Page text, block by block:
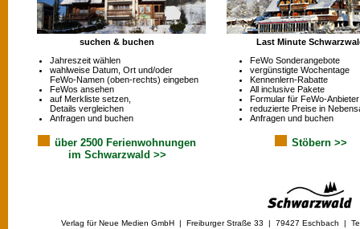
suchen & buchen
Jahreszeit wählen
wahlweise Datum, Ort und/oder
FeWo-Namen (oben-rechts) eingeben
FeWos ansehen
auf Merkliste setzen,
Details vergleichen
Anfragen und buchen
über 2500 Ferienwohnungen
im Schwarzwald >>
Last Minute
FeWo Sonderangebote
vergünstigte Wochentage
Kennenlern-Rabatte
All inclusive Pakete
Formular für FeWo-Anbieter
reduzierte Preise in
Anfragen und buchen
Stöbern >>
Verlag für Neue Medien GmbH | Freiburger Straße 33 | 79427 Eschbach |